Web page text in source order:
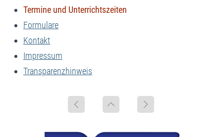
Termine und Unterrichtszeiten
Formulare
Kontakt
Impressum
Transparenzhinweis